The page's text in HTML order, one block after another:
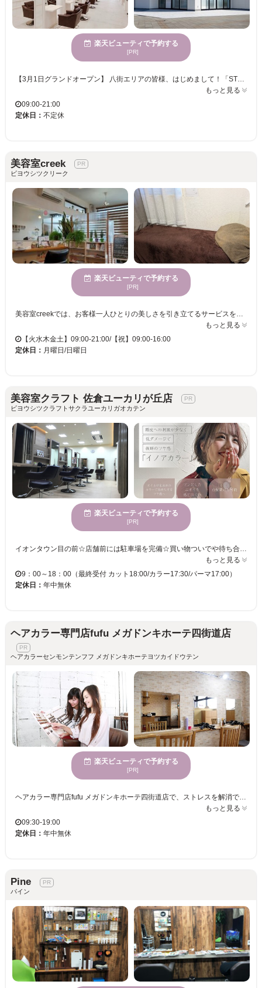
楽天ビューティで予約する
[PR]
もっと見る
09:00-21:00
定休日： 不定休
美容室creek
ビヨウシツクリーク
楽天ビューティで予約する
[PR]
美容室creekでは、お客様一人ひとりの美しさを引き立てるサービスを心がけています。親しみやすい雰囲気の中で、マンツーマンの丁寧な接客を受けられます。特に40代からの白髪染めに力を入れており、部分染めや白髪ぼかしを通じて艶やかな髪へと導きます。幅広い年齢に対応したサービスも充実しており、まつげパーマ、脱毛、フェイシャル、ジェルネイル(ネイル＆アイラッシュcreek)まで応じます。プライベート空間で、心地の良い時間を過ごしてください。幅広い決済方法に対応し、個室や駐車場の設備も整っていますので、安心してご利用いただけます。あなたも美容室creekで、今より一段と輝く姿を手に入れましょう。
もっと見る
【火水木金土】09:00-21:00/【祝】09:00-16:00
定休日： 月曜日/日曜日
美容室クラフト 佐倉ユーカリが丘店
ビヨウシツクラフトサクラユーカリガオカテン
楽天ビューティで予約する
[PR]
イオンタウン目の前☆店舗前には駐車場を完備☆買い物ついでや待ち合わせ時間に、気軽にお越しください♪大人の上質な空間で、リラックスしながら美容タイムをお楽しみいただけます♪ 洗練された高度な技術、ヘアサロンならではのハイクオリティな施術、夢心地なシャンプー台など、“美容室クラフト”ではお客様にお届けする一つ一つのものにこだわっています。オススメの5ステップ・3ステップトリートメント「グローバルミルボン」やトレンドの「イルミナカラー」、「キュアストレート」・・・“なりたい理想のスタイル”を叶えるため、豊富なメニューもご用意しています！髪質やライフスタイルに合わせて施術するので、髪の悩みなどもぜひご相談ください♪ また、店内にはキッズスペースも完備しています！！保育士も常駐しているので、お子様と一緒にご来店いただけます☆居心地のいい空間で、皆様のキレイをサポートします！ご来店お待ちしております♪
もっと見る
9：00～18：00（最終受付 カット18:00/カラー17:30/パーマ17:00）
定休日： 年中無休
ヘアカラー専門店fufu メガドンキホーテ四街道店
ヘアカラーセンモンテンフフ メガドンキホーテヨツカイドウテン
楽天ビューティで予約する
[PR]
ヘアカラー専門店fufu メガドンキホーテ四街道店で、ストレスを解消できる空間で寛ぎながら、髪の色を変えて新しい自分に出会いませんか？大人の美しさを引き立てるカラーリングに熟練した美容プロフェッショナルが、一人ひとりに合わせたカラーをご提案し、あなたの個性を最大限に引き出します。年齢を問わず様々な方に利用されている当サロンで、心が静まる時間とともに、自分らしい美しさを手に入れることができます。ぜひ訪れて、あなたの魅力をさらに輝かせてください。ヘアカラー専門店fufu メガドンキホーテ四街道店での素晴らしい体験をお待ちしております。
もっと見る
09:30-19:00
定休日： 年中無休
Pine
パイン